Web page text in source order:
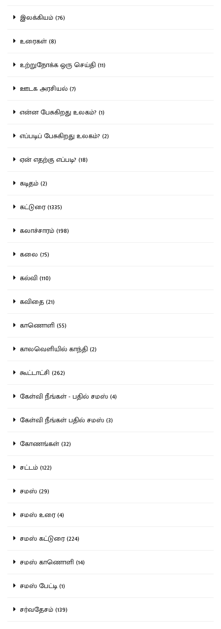
இலக்கியம் (76)
உரைகள் (8)
உற்றுநோக்க ஒரு செய்தி (11)
ஊடக அரசியல் (7)
என்ன பேசுகிறது உலகம்? (1)
எப்படிப் பேசுகிறது உலகம்? (2)
ஏன் எதற்கு எப்படி? (18)
கடிதம் (2)
கட்டுரை (1335)
கலாச்சாரம் (198)
கலை (75)
கல்வி (110)
கவிதை (21)
காணொளி (55)
காலவெளியில் காந்தி (2)
கூட்டாட்சி (262)
கேள்வி நீங்கள் - பதில் சமஸ் (4)
கேள்வி நீங்கள் பதில் சமஸ் (3)
கோணங்கள் (32)
சட்டம் (122)
சமஸ் (29)
சமஸ் உரை (4)
சமஸ் கட்டுரை (224)
சமஸ் காணொளி (14)
சமஸ் பேட்டி (1)
சர்வதேசம் (139)